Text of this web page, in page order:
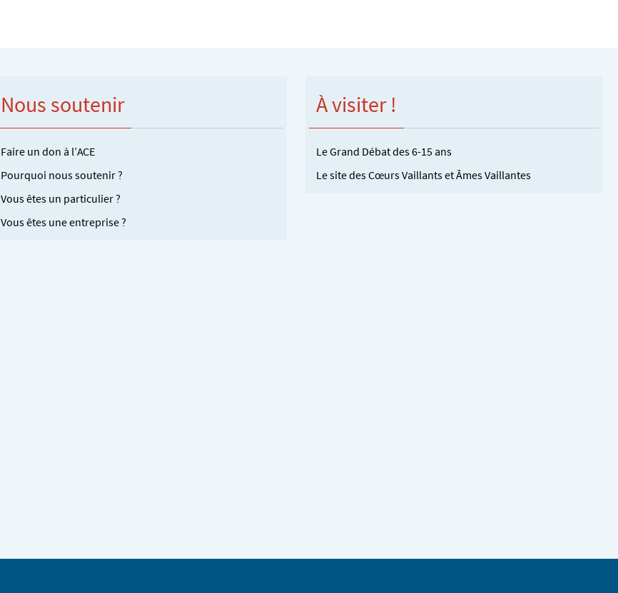
Nous soutenir
Faire un don à l’ACE
Pourquoi nous soutenir ?
Vous êtes un particulier ?
Vous êtes une entreprise ?
À visiter !
Le Grand Débat des 6-15 ans
Le site des Cœurs Vaillants et Âmes Vaillantes